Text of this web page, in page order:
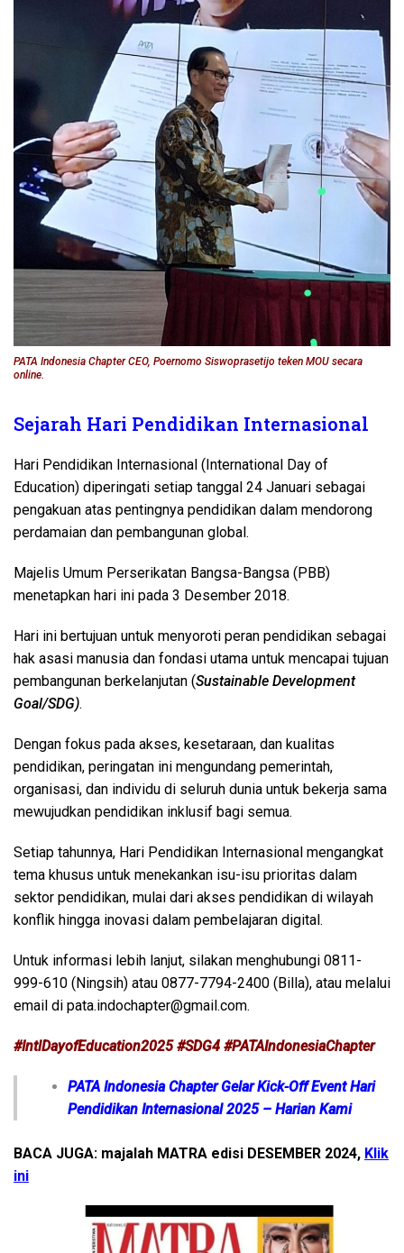
PATA Indonesia Chapter CEO, Poernomo Siswoprasetijo teken MOU secara
online.
Sejarah Hari Pendidikan Internasional
Hari Pendidikan Internasional (International Day of
Education) diperingati setiap tanggal 24 Januari sebagai
pengakuan atas pentingnya pendidikan dalam mendorong
perdamaian dan pembangunan global.
Majelis Umum Perserikatan Bangsa-Bangsa (PBB)
menetapkan hari ini pada 3 Desember 2018.
Hari ini bertujuan untuk menyoroti peran pendidikan sebagai
hak asasi manusia dan fondasi utama untuk mencapai tujuan
pembangunan berkelanjutan (Sustainable Development
Goal/SDG).
Dengan fokus pada akses, kesetaraan, dan kualitas
pendidikan, peringatan ini mengundang pemerintah,
organisasi, dan individu di seluruh dunia untuk bekerja sama
mewujudkan pendidikan inklusif bagi semua.
Setiap tahunnya, Hari Pendidikan Internasional mengangkat
tema khusus untuk menekankan isu-isu prioritas dalam
sektor pendidikan, mulai dari akses pendidikan di wilayah
konflik hingga inovasi dalam pembelajaran digital.
Untuk informasi lebih lanjut, silakan menghubungi 0811-
999-610 (Ningsih) atau 0877-7794-2400 (Billa), atau melalui
email di pata.indochapter@gmail.com.
#IntlDayofEducation2025 #SDG4 #PATAIndonesiaChapter
PATA Indonesia Chapter Gelar Kick-Off Event Hari
Pendidikan Internasional 2025 – Harian Kami
BACA JUGA: majalah MATRA edisi DESEMBER 2024, Klik
ini